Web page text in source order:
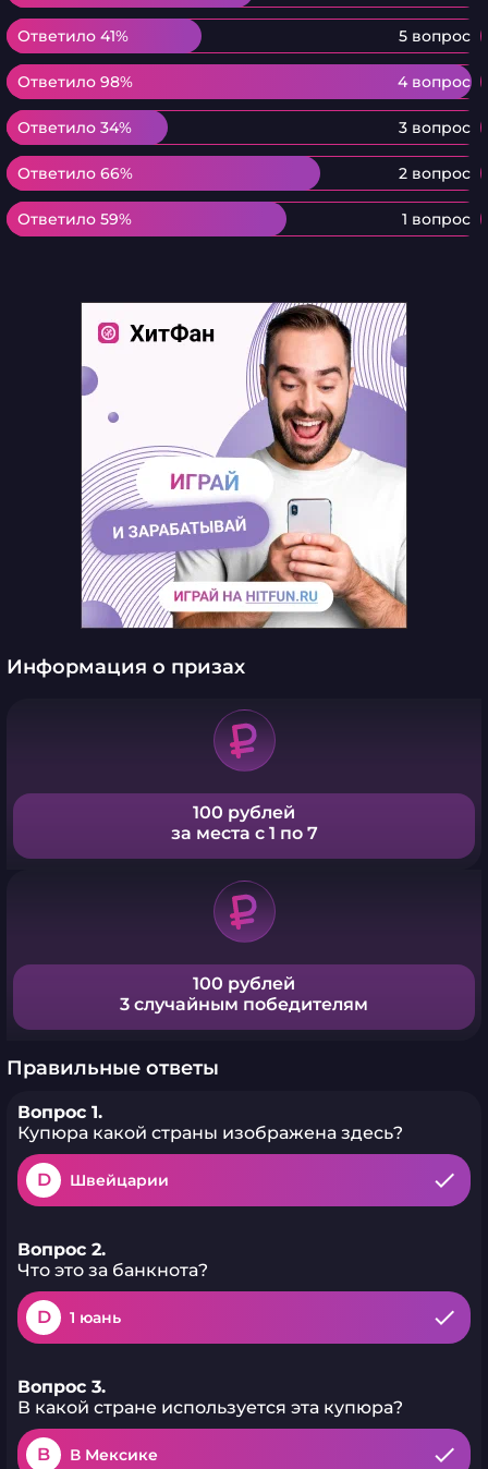
Ответило 41% 5 вопрос
Ответило 41%
Ответило 98% 4 вопрос
Ответило 98%
Ответило 34% 3 вопрос
Ответило 34%
Ответило 66% 2 вопрос
Ответило 66%
Ответило 59% 1 вопрос
Ответило 59%
Информация о призах
100 рублей
за места с 1 по 7
100 рублей
3 случайным победителям
Правильные ответы
Вопрос 1.
Купюра какой страны изображена здесь?
D Швейцарии
Вопрос 2.
Что это за банкнота?
D 1 юань
Вопрос 3.
В какой стране используется эта купюра?
B В Мексике